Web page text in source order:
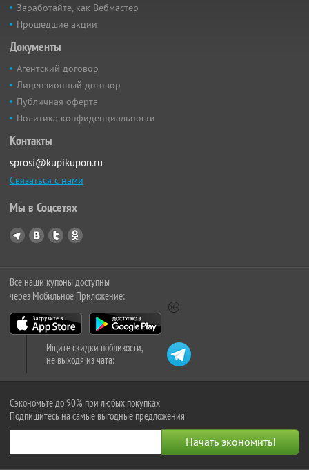
Заработайте, как Вебмастер
Прошедшие акции
Документы
Агентский договор
Лицензионный договор
Публичная оферта
Политика конфиденциальности
Контакты
sprosi@kupikupon.ru
Связаться с нами
Мы в Соцсетях
Все наши купоны доступны
через Мобильное Приложение:
Ищите скидки поблизости,
не выходя из чата:
Сэкономьте до 90% при любых покупках
Подпишитесь на самые выгодные предложения